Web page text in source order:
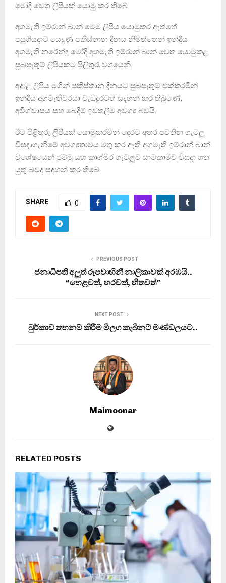
මෝදි වෙත ලිපියක් ⁣යොමු කර තිබේ.
අගමැති ඉම්රාන් ඛාන් මෙම ලිපිය යොමුකර ඇත්තේ
පසුගියදාට යෙදුණු පකිස්තාන දිනය නිමිත්තෙන් ඉන්දීය
අගමැති නරේන්ද්‍ර මෝදි අගමැති ඉම්රාන් ඛාන් වෙත යොමුකළ
සුබපැතුම් ලිපියකට පිලිතුරැ වශයෙනි.
අදාළ ලිපිය මගින් පකිස්තාන දිනයට සුබපැතුම් එක්කරමින්
ඉන්දීය අගමැතිවරයා වැඩිදුරටත් සදහන් කර තිබුණේ,
⁣අවිශ්වාසය සහ බෙදීම් ඉවතලීම අවශ්‍ය බවයි.
ඊට පිළිතුරු ලිපියක් යොමුකරමින් දෙරට අතර පවතින ගැටලු
විසදාගැනීමේ අවශ්‍යතාවය මතු කර ඇති අගමැති ඉම්රාන් ඛාන්
විශේෂයෙන් ජම්මු සහ කාශ්මීර ගැටලුව සාමකාමීව විසදා ගත
යුතු බවද සදහන් කර තිබේ.
SHARE 0
PREVIOUS POST
ජනාධිපති අලුත් රූපවාහිනී නාලිකාවක් අරඹයි..
“හෙළවත්, හරවත්, හිතවත්”
NEXT POST
බුර්කාව තහනම් කිරීම මීලග කැබිනට් මණ්ඩලයට..
Maimoonar
RELATED POSTS